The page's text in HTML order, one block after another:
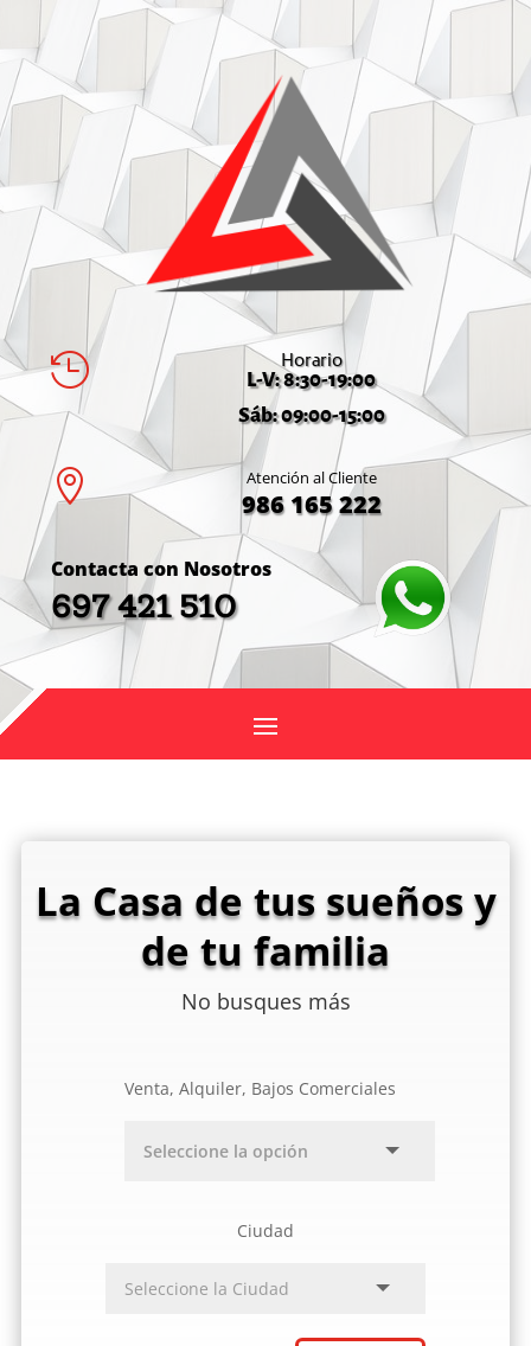
 Horario
L-V: 8:30-19:00
Sáb: 09:00-15:00
 Atención al Cliente
986 165 222
Contacta con Nosotros
697 421 510
La Casa de tus sueños y
de tu familia
No busques más
Venta, Alquiler, Bajos Comerciales
Ciudad